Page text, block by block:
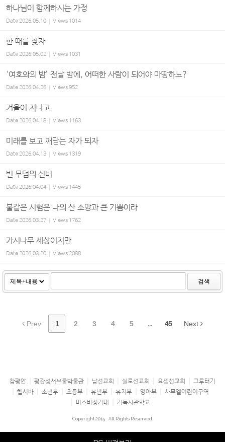
하나님이 함께하시는 가정
Date2026.05.10 Views 1014
한 때를 찾자
Date2026.05.02 Views 1031
‘여호와의 밤’ 전날 밤에, 어떠한 사람이 되어야 마땅하뇨?
Date2026.04.26 Views952
겨울이 지나고
Date2026.04.18 Views 1163
미래를 보고 깨닫는 자가 되자
Date2026.04.13 Views 1319
빈 무덤의 신비
Date2026.04.04 Views 1445
불같은 시험은 나의 산 소망과 큰 기쁨이라
Date2026.03.27 Views 1762
가시나무 세상이지만
Date2026.03.20 Views2088
검색
Prev 1 2 3 4 5 ... 45 Next
참평안 평강성서유물박물관 남선교회 실로선교회 요셉선교회
그루터기
헵시바
소년부 초등부 유년부 유치부 영아부
사무엘어린이구역
미스바성가대
기독사관학교
Copyright 2015 All Rights Reserved.